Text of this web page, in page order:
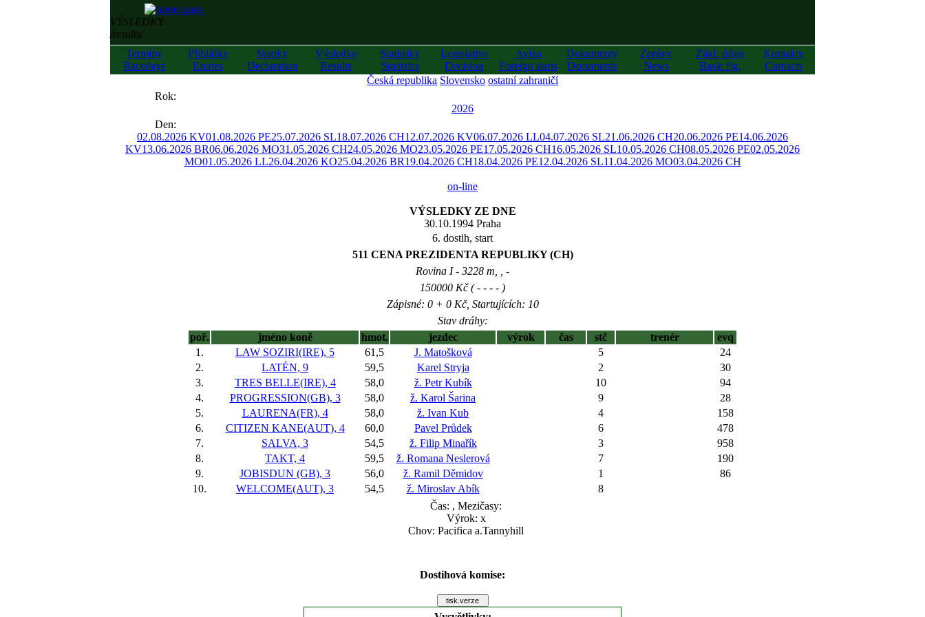
VÝSLEDKY
/results/
Termíny
Racedays
Přihlášky
Entries
Startky
Declaration
Výsledky
Results
Statistiky
Statistics
Legislativa
Decision
Avíza
Foreign starts
Dokumenty
Documents
Zprávy
News
Zákl. údaje
Basic fig.
Kontakty
Contacts
Česká republika Slovensko ostatní zahraničí
Rok:
2026
Den:
02.08.2026 KV01.08.2026 PE25.07.2026 SL18.07.2026 CH12.07.2026 KV06.07.2026 LL04.07.2026 SL21.06.2026 CH20.06.2026 PE14.06.2026
KV13.06.2026 BR06.06.2026 MO31.05.2026 CH24.05.2026 MO23.05.2026 PE17.05.2026 CH16.05.2026 SL10.05.2026 CH08.05.2026 PE02.05.2026
MO01.05.2026 LL26.04.2026 KO25.04.2026 BR19.04.2026 CH18.04.2026 PE12.04.2026 SL11.04.2026 MO03.04.2026 CH
on-line
VÝSLEDKY ZE DNE
30.10.1994 Praha
6. dostih, start
511 CENA PREZIDENTA REPUBLIKY (CH)
Rovina I - 3228 m, , -
150000 Kč ( - - - - )
Zápisné: 0 + 0 Kč, Startujících: 10
Stav dráhy:
poř.
jméno koně hmot. jezdec výrok čas stč trenér
evq
1.
LAW SOZIRI(IRE), 5 61,5 J. Matošková 5
24
2.
LATÉN, 9 59,5 Karel Stryja 2
30
3.
TRES BELLE(IRE), 4 58,0 ž. Petr Kubík 10
94
4.
PROGRESSION(GB), 3 58,0 ž. Karol Šarina 9
28
5.
LAURENA(FR), 4 58,0 ž. Ivan Kub 4
158
6.
CITIZEN KANE(AUT), 4 60,0 Pavel Průdek 6
478
7.
SALVA, 3 54,5 ž. Filip Minařík 3
958
8.
TAKT, 4 59,5 ž. Romana Neslerová 7
190
9.
JOBISDUN (GB), 3 56,0 ž. Ramil Děmidov 1
86
10.
WELCOME(AUT), 3 54,5 ž. Miroslav Abík
8
Čas: , Mezičasy:
Výrok: x
Chov: Pacifica a.Tannyhill
Dostihová komise: